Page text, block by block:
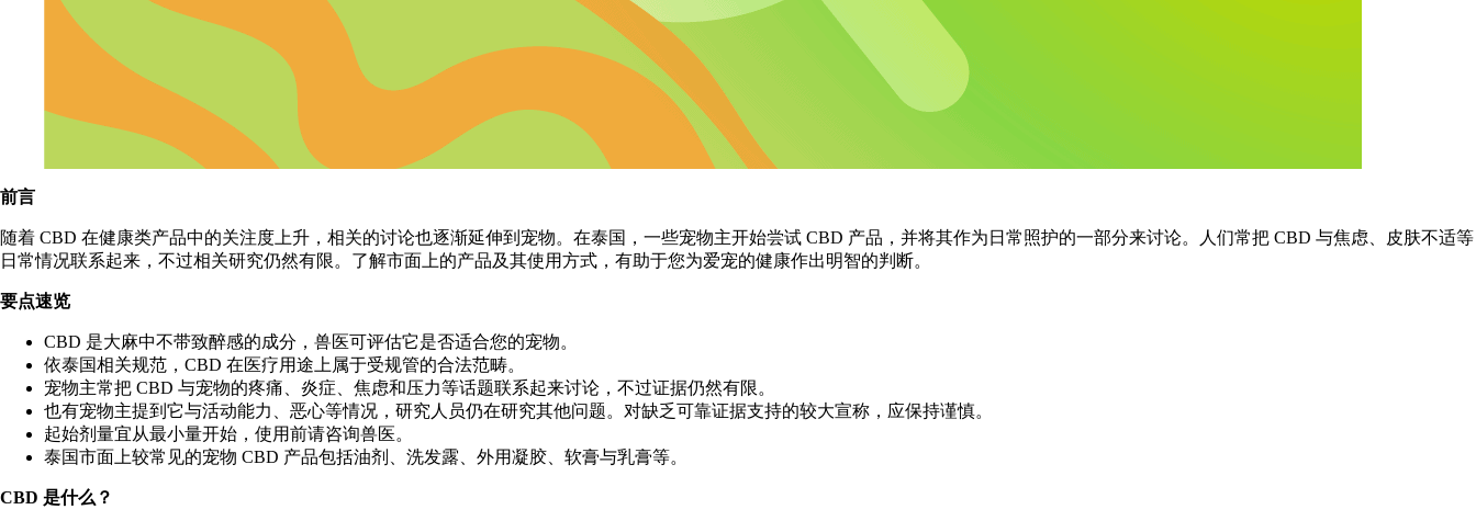
前言
随着 CBD 在健康类产品中的关注度上升，相关的讨论也逐渐延伸到宠物。在泰国，一些宠物主开始尝试 CBD 产品，并将其作为日常照护的一部分来讨论。人们常把 CBD 与焦虑、皮肤不适等
日常情况联系起来，不过相关研究仍然有限。了解市面上的产品及其使用方式，有助于您为爱宠的健康作出明智的判断。
要点速览
CBD 是大麻中不带致醉感的成分，兽医可评估它是否适合您的宠物。
依泰国相关规范，CBD 在医疗用途上属于受规管的合法范畴。
宠物主常把 CBD 与宠物的疼痛、炎症、焦虑和压力等话题联系起来讨论，不过证据仍然有限。
也有宠物主提到它与活动能力、恶心等情况，研究人员仍在研究其他问题。对缺乏可靠证据支持的较大宣称，应保持谨慎。
起始剂量宜从最小量开始，使用前请咨询兽医。
泰国市面上较常见的宠物 CBD 产品包括油剂、洗发露、外用凝胶、软膏与乳膏等。
CBD 是什么？